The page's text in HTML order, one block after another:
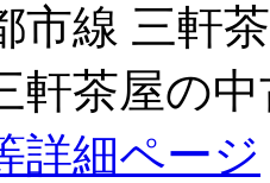
市線 三軒
軒茶屋の
詳細ページ